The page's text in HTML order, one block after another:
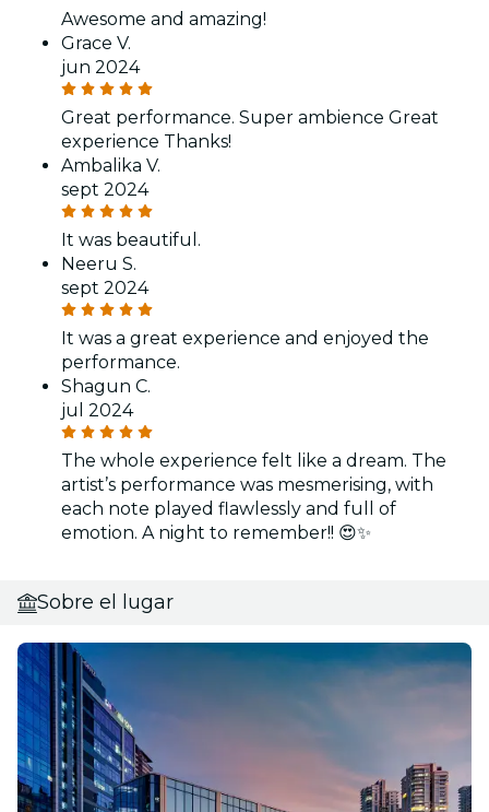
Awesome and amazing!
Grace V.
jun 2024
Great performance. Super ambience Great
experience Thanks!
Ambalika V.
sept 2024
It was beautiful.
Neeru S.
sept 2024
It was a great experience and enjoyed the
performance.
Shagun C.
jul 2024
The whole experience felt like a dream. The
artist’s performance was mesmerising, with
each note played flawlessly and full of
emotion. A night to remember!! 😍✨
Sobre el lugar